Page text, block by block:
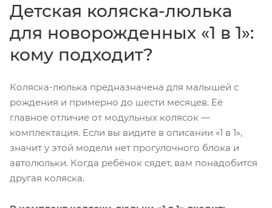
Детская коляска-люлька
для новорожденных «1 в 1»:
кому подходит?
Коляска-люлька предназначена для малышей с
рождения и примерно до шести месяцев. Её
главное отличие от модульных колясок —
комплектация. Если вы видите в описании «1 в 1»,
значит у этой модели нет прогулочного блока и
автолюльки. Когда ребёнок сядет, вам понадобится
другая коляска.